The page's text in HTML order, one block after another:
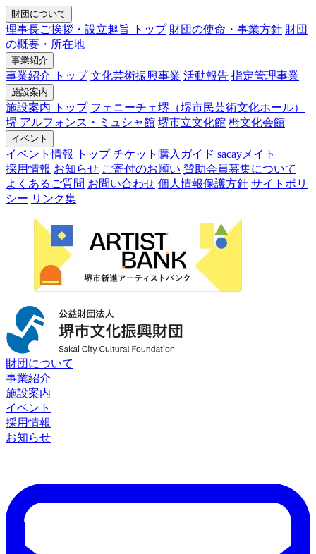
財団について
理事長ご挨拶・設立趣旨 トップ 財団の使命・事業方針 財団
の概要・所在地
事業紹介
事業紹介 トップ 文化芸術振興事業 活動報告 指定管理事業
施設案内
施設案内 トップ フェニーチェ堺（堺市民芸術文化ホール）
堺 アルフォンス・ミュシャ館 堺市立文化館 栂文化会館
イベント
イベント情報 トップ チケット購入ガイド sacayメイト
採用情報 お知らせ ご寄付のお願い 賛助会員募集について
よくあるご質問 お問い合わせ 個人情報保護方針 サイトポリ
シー リンク集
財団について
事業紹介
施設案内
イベント
採用情報
お知らせ